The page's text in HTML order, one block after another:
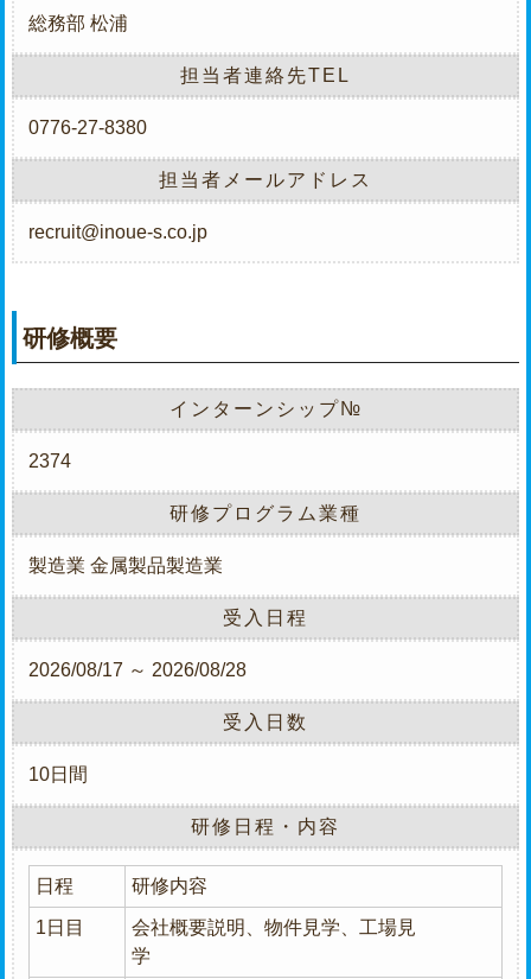
総務部 松浦
担当者連絡先TEL
0776-27-8380
担当者メールアドレス
recruit@inoue-s.co.jp
研修概要
インターンシップ№
2374
研修プログラム業種
製造業 金属製品製造業
受入日程
2026/08/17 ～ 2026/08/28
受入日数
10日間
研修日程・内容
日程 研修内容
1日目
会社概要説明、物件見学、工場見
学